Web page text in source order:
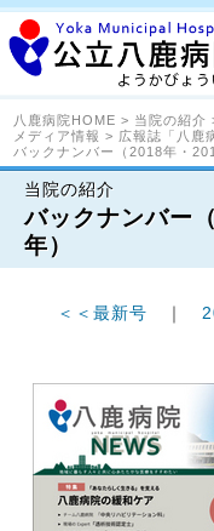
八鹿病院HOME > 当院の紹介
メディア情報 > 広報誌「八鹿
バックナンバー（2018年・
当院の紹介
バックナンバー
年）
＜＜最新号